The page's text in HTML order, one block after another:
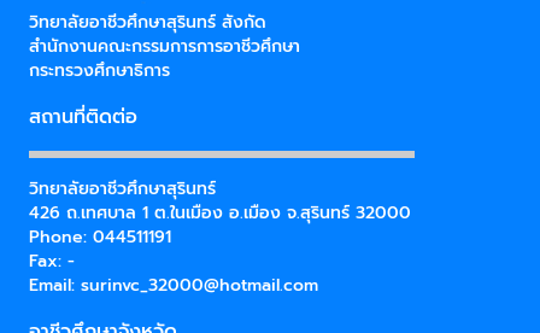
วิทยาลัยอาชีวศึกษาสุรินทร์ สังกัด
สำนักงานคณะกรรมการการอาชีวศึกษา
กระทรวงศึกษาธิการ
สถานที่ติดต่อ
วิทยาลัยอาชีวศึกษาสุรินทร์
426 ถ.เทศบาล 1 ต.ในเมือง อ.เมือง จ.สุรินทร์ 32000
Phone: 044511191
Fax: -
Email: surinvc_32000@hotmail.com